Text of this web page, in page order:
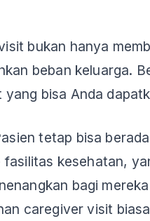
bukan hanya
beban keluarga.
bisa Anda
tetap bisa
kesehatan,
bagi
caregiver visit